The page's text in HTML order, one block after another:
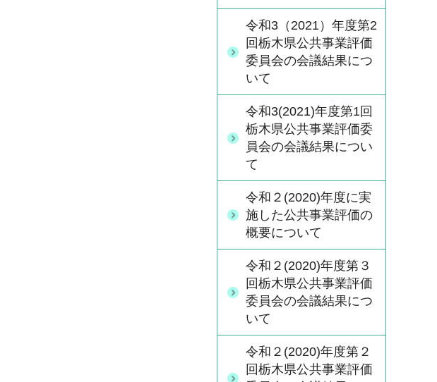
令和3（2021）年度第2
回栃木県公共事業評価
委員会の会議結果につ
いて
令和3(2021)年度第1回
栃木県公共事業評価委
員会の会議結果につい
て
令和２(2020)年度に実
施した公共事業評価の
概要について
令和２(2020)年度第３
回栃木県公共事業評価
委員会の会議結果につ
いて
令和２(2020)年度第２
回栃木県公共事業評価